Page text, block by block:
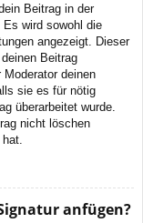
Beitrag in der
wird sowohl die
angezeigt. Dieser
Beitrag
deinen
sie es für nötig
überarbeitet wurde.
nicht löschen
anfügen?